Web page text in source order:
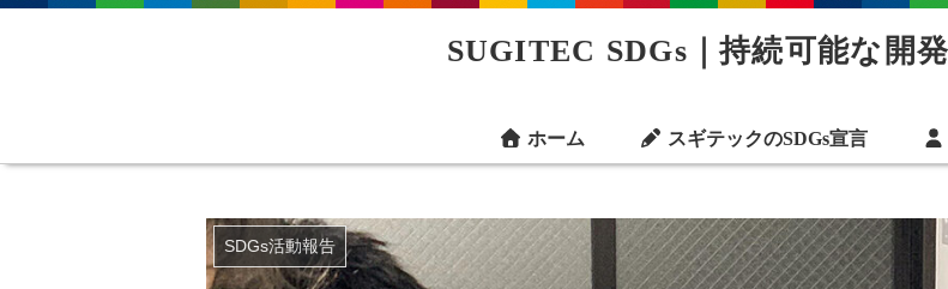
SUGITEC SDGs｜持続可能な開
ホーム スギテックのSDGs宣言
SDGs活動報告